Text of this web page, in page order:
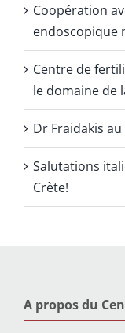
Coopération
endoscopique
Centre de
le domaine de
Dr Fraidakis au
Salutations
Crète!
A propos du